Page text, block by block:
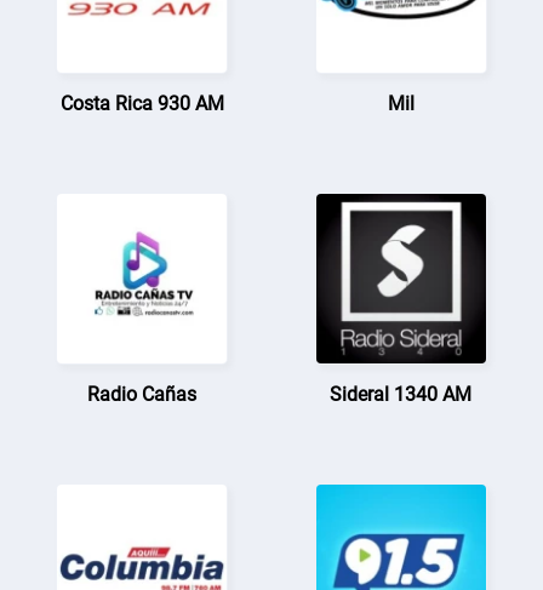
Costa Rica 930 AM Mil
Radio Cañas Sideral 1340 AM